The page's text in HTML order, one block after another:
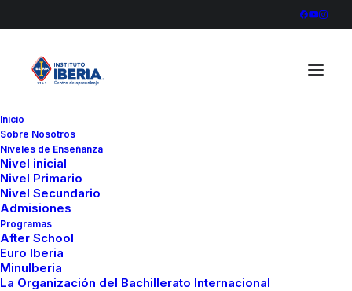
Inicio
Sobre Nosotros
Niveles de Enseñanza
Nivel inicial
Nivel Primario
Nivel Secundario
Admisiones
Programas
After School
Euro Iberia
MinuIberia
La Organización del Bachillerato Internacional